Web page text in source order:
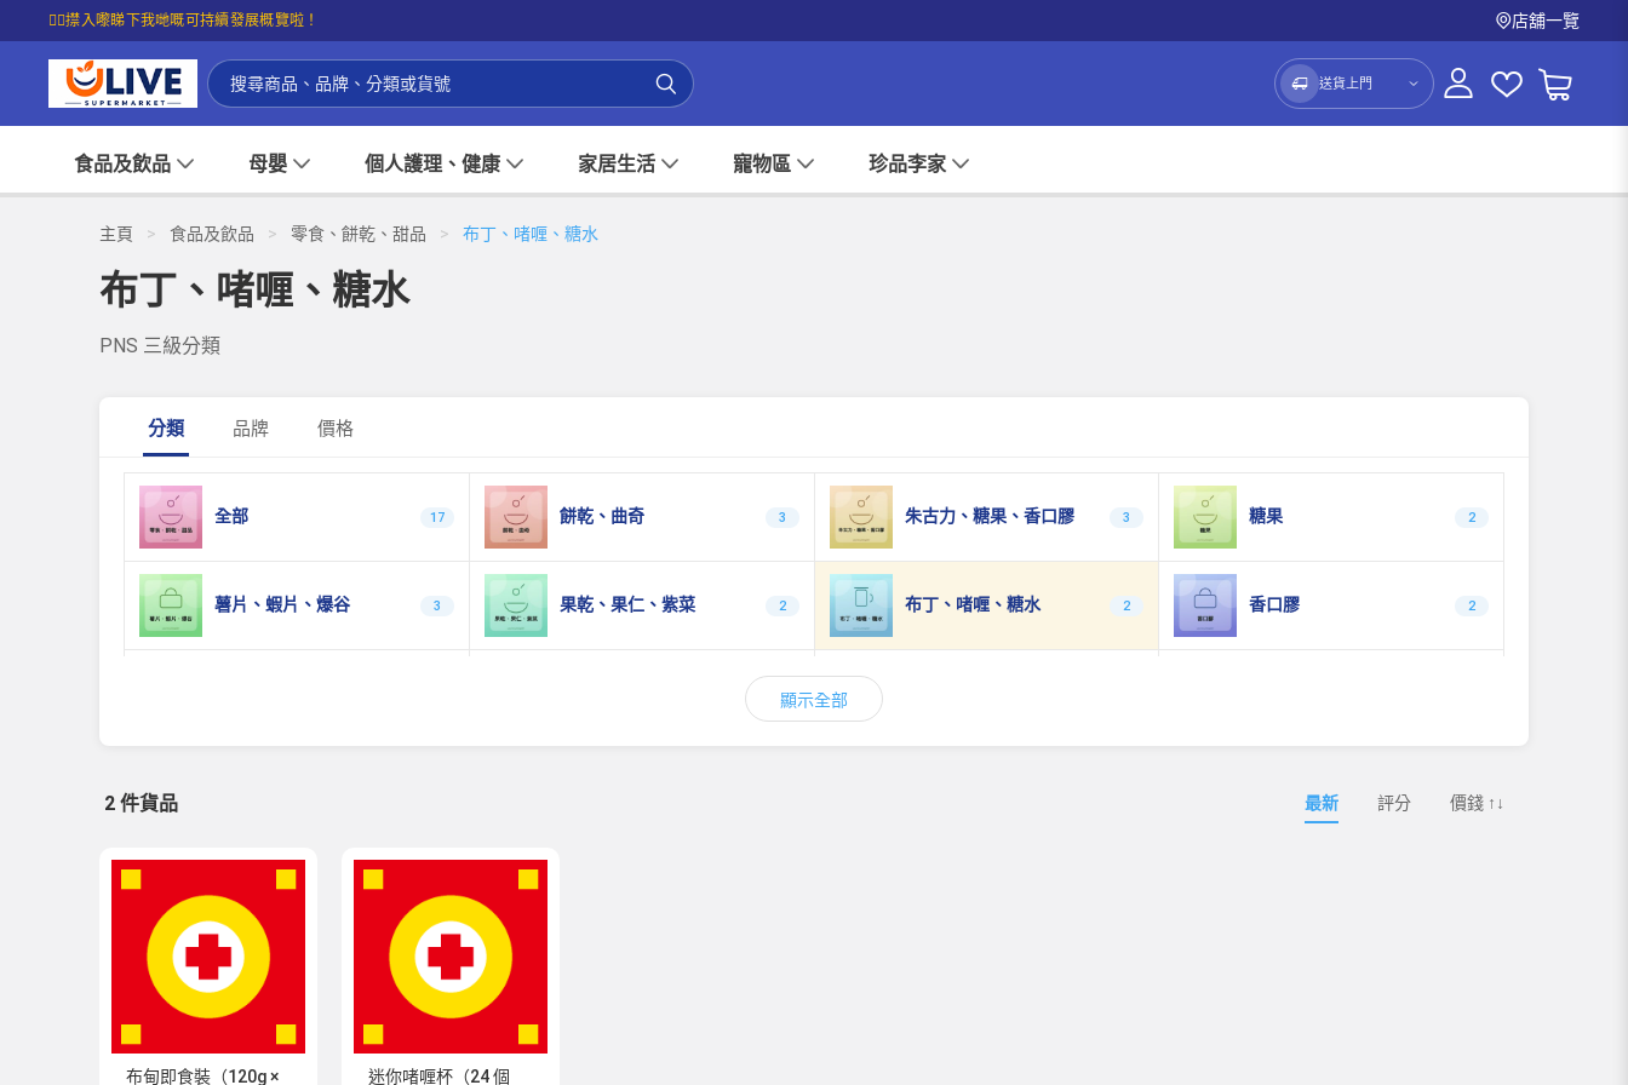
☝🏼㩒入嚟睇下我哋嘅可持續發展概覽啦！ 店舖一覽
送貨上門
食品及飲品 母嬰 個人護理、健康 家居生活 寵物區 珍品李家
主頁 > 食品及飲品 > 零食、餅乾、甜品 > 布丁、啫喱、糖水
布丁、啫喱、糖水
PNS 三級分類
分類 品牌 價格
全部 17 餅乾、曲奇 3 朱古力、糖果、香口膠 3 糖果 2
薯片、蝦片、爆谷 3 果乾、果仁、紫菜 2 布丁、啫喱、糖水 2 香口膠 2
0
顯示全部
2 件貨品 最新 評分 價錢 ↑↓
布甸即食裝（120g × 迷你啫喱杯（24 個